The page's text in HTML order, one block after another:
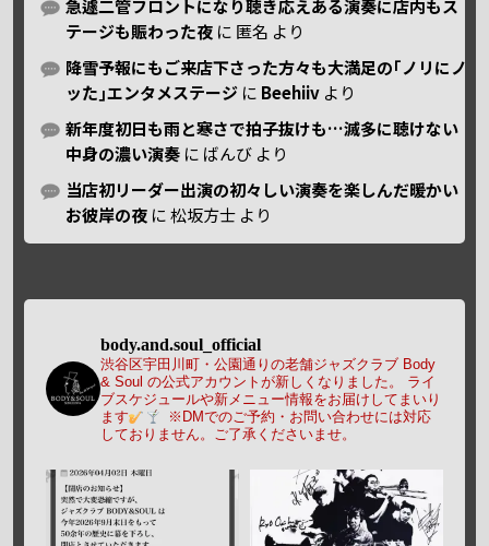
急遽二管フロントになり聴き応えある演奏に店内もス
テージも賑わった夜 に 匿名 より
降雪予報にもご来店下さった方々も大満足の｢ノリにノ
ッた｣エンタメステージ に Beehiiv より
新年度初日も雨と寒さで拍子抜けも…滅多に聴けない
中身の濃い演奏 に ばんび より
当店初リーダー出演の初々しい演奏を楽しんだ暖かい
お彼岸の夜 に松坂方士 より
body.and.soul_official
渋谷区宇田川町・公園通りの老舗ジャズクラブ Body
& Soul の公式アカウントが新しくなりました。
ライ
ブスケジュールや新メニュー情報をお届けしてまいり
ます
※DMでのご予約・お問い合わせには対応
しておりません。ご了承くださいませ。